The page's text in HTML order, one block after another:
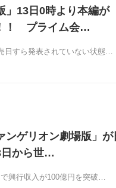
」13日0時より本編が
！ プライム会…
日すら発表されていない状態…
ンゲリオン劇場版」が
日から世…
興行収入が100億円を突破…